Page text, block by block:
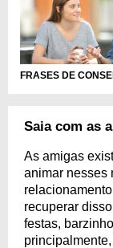
FRASES DE
Saia com as
As amigas
animar nesses
recuperar
festas,